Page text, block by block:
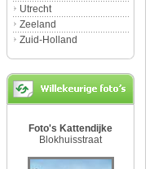
Utrecht
Zeeland
Zuid-Holland
Foto's Kattendijke
Blokhuisstraat